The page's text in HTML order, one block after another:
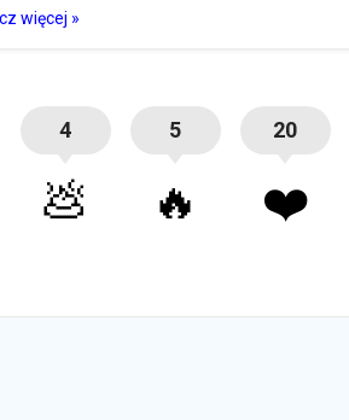
więcej »
4
💩
5
🔥
20
❤️